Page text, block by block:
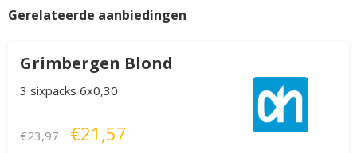
Gerelateerde aanbiedingen
Grimbergen Blond
3 sixpacks 6x0,30
€23,97 €21,57